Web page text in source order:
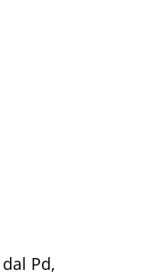
Pd,